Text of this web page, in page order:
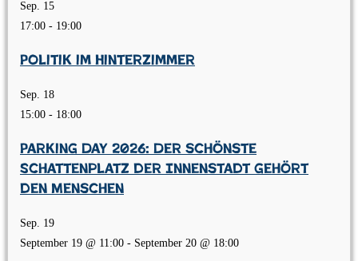
Sep. 15
17:00 - 19:00
Politik im Hinterzimmer
Sep. 18
15:00 - 18:00
Parking Day 2026: Der schönste
Schattenplatz der Innenstadt gehört
den Menschen
Sep. 19
September 19 @ 11:00 - September 20 @ 18:00